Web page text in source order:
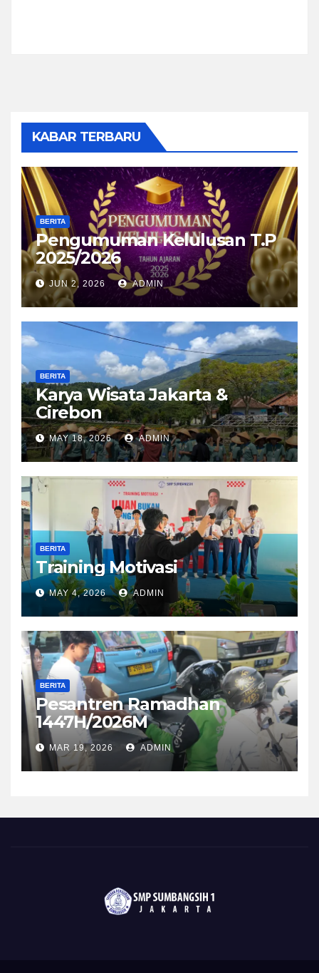
KABAR TERBARU
BERITA
Pengumuman Kelulusan T.P
2025/2026
JUN 2, 2026 ADMIN
BERITA
Karya Wisata Jakarta &
Cirebon
MAY 18, 2026 ADMIN
BERITA
Training Motivasi
MAY 4, 2026 ADMIN
BERITA
Pesantren Ramadhan
1447H/2026M
MAR 19, 2026 ADMIN